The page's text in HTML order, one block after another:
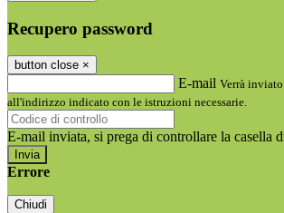
Recupero password
button close ×
E-mail Verrà
all'indirizzo indicato con le istruzioni necessarie.
E-mail inviata, si prega di controllare la casella
Errore
Chiudi